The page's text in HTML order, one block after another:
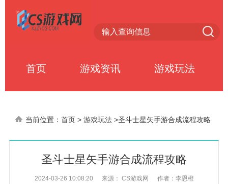
首页 游戏资讯 游戏玩法
当前位置： 首页 > 游戏玩法 >圣斗士星矢手游合成流程攻略
圣斗士星矢手游合成流程攻略
2024-03-26 10:08:20 来源： CS游戏网 作者：李恩橙